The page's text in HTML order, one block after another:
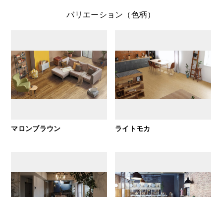
バリエーション（色柄）
マロンブラウン ライトモカ